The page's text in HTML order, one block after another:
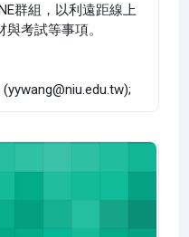
群組，以利遠距線上
考試等事項。